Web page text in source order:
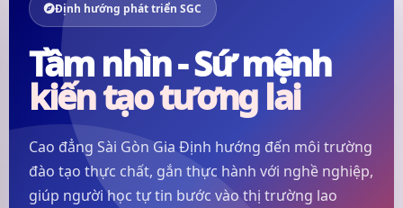
Định hướng phát triển SGC
Tầm nhìn - Sứ mệnh
kiến tạo tương lai
Cao đẳng Sài Gòn Gia Định hướng đến môi trường
đào tạo thực chất, gắn thực hành với nghề nghiệp,
giúp người học tự tin bước vào thị trường lao